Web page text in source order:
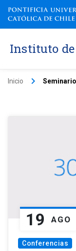
Instituto
Inicio keyboard_arrow_right
19 AGO
Conferencias